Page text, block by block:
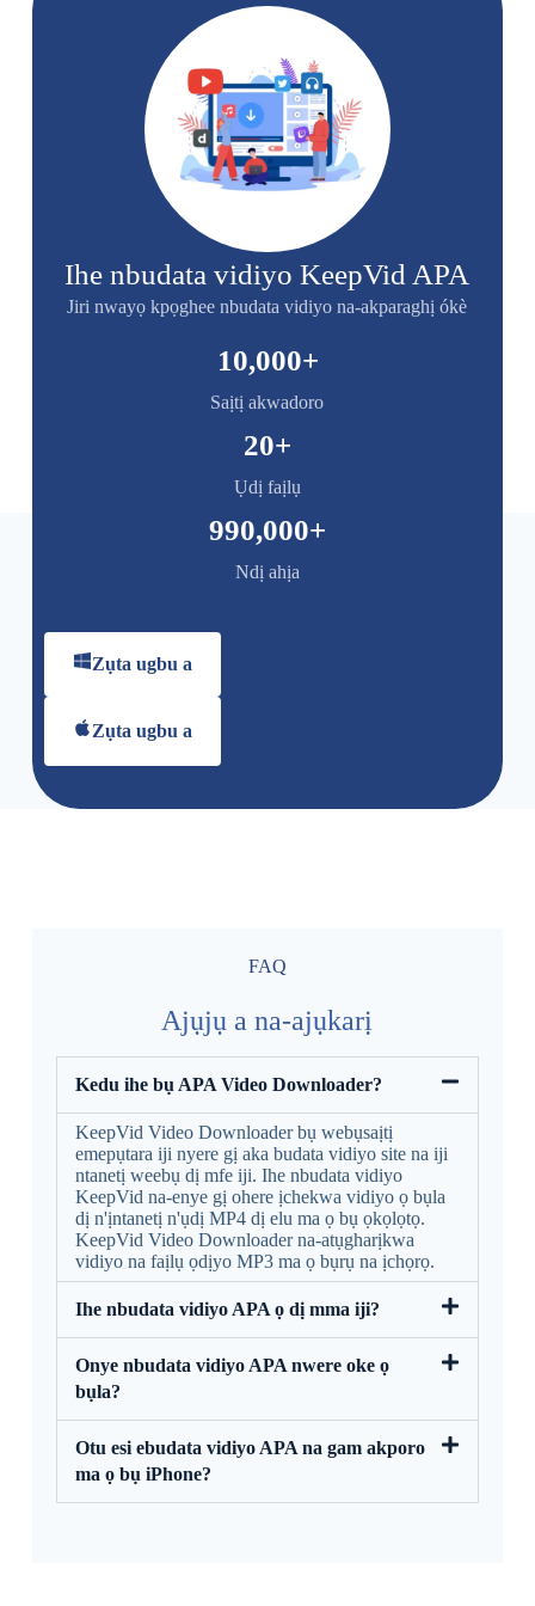
Ihe nbudata vidiyo KeepVid APA
Jiri nwayọ kpọghee nbudata vidiyo na-akparaghị ókè
Saịtị akwadoro
10,000+
Ụdị faịlụ
20+
Ndị ahịa
990,000+
Zụta ugbu a
Zụta ugbu a
FAQ
Ajụjụ a na-ajụkarị
Kedu ihe bụ APA Video Downloader?
KeepVid Video Downloader bụ webụsaịtị
emepụtara iji nyere gị aka budata vidiyo site na iji
ntanetị weebụ dị mfe iji. Ihe nbudata vidiyo
KeepVid na-enye gị ohere ịchekwa vidiyo ọ bụla
dị n'ịntanetị n'ụdị MP4 dị elu ma ọ bụ ọkọlọtọ.
KeepVid Video Downloader na-atụgharịkwa
vidiyo na faịlụ ọdịyo MP3 ma ọ bụrụ na ịchọrọ.
Ihe nbudata vidiyo APA ọ dị mma iji?
Onye nbudata vidiyo APA nwere oke ọ
bụla?
Otu esi ebudata vidiyo APA na gam akporo
ma ọ bụ iPhone?